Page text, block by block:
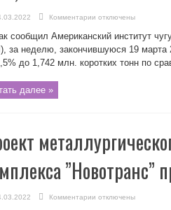
Комментарии
Выплавка
стали
в
США
за
отключены
сообщил Американский институт
за неделю, закончившуюся 19 марта
до 1,742 млн. коротких тонн по
далее »
”Новотранс”
Комментарии отключены